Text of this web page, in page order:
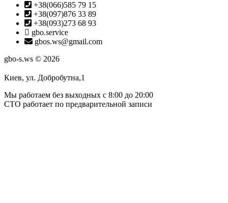
+38(066)585 79 15
+38(097)876 33 89
+38(093)273 68 93
gbo.service
gbos.ws@gmail.com
gbo-s.ws © 2026
Киев, ул. Добробутна,1
Мы работаем без выходных с 8:00 до 20:00
СТО работает по предварительной записи